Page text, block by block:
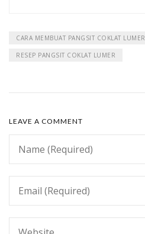
CARA MEMBUAT PANGSIT COKLAT LUMER
RESEP PANGSIT COKLAT LUMER
LEAVE A COMMENT